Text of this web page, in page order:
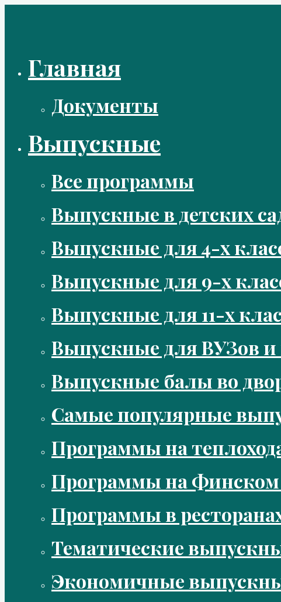
Главная
Документы
Выпускные
Все программы
Выпускные в детских
Выпускные для 4-х
Выпускные для 9-х
Выпускные для 11-х
Выпускные для ВУЗов
Выпускные балы во
Самые популярные
Программы на
Программы на Финском
Программы в
Тематические
Экономичные